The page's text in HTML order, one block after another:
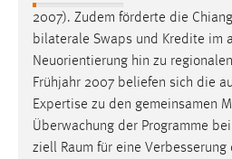
2007). Zudem förderte die
bilaterale Swaps und Kredite im
Neuorientierung hin zu
Frühjahr 2007 beliefen sich die
Expertise zu den gemeinsamen
Überwachung der Programme
ziell Raum für eine Verbesserung